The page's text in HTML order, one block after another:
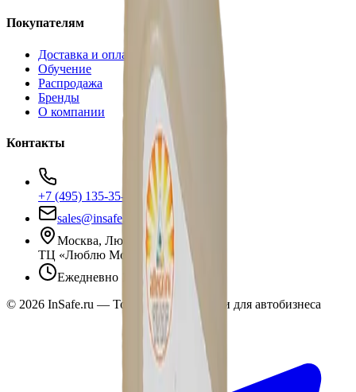
Покупателям
Доставка и оплата
Обучение
Распродажа
Бренды
О компании
Контакты
+7 (495) 135-35-99
sales@insafe.ru
Москва, Люблинская ул., 153.
ТЦ «Люблю Молл», -1 уровень
Ежедневно 10:00 — 19:00
© 2026 InSafe.ru — Товары и технологии для автобизнеса